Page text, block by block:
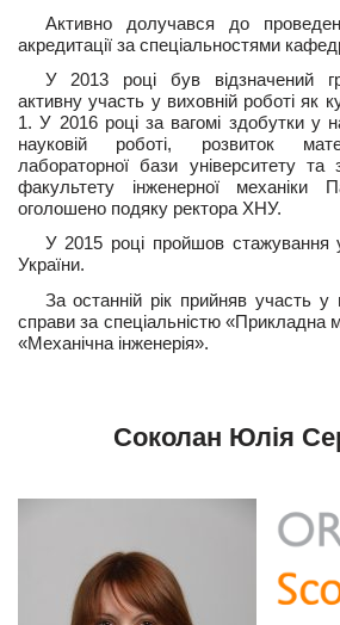
Активно долучався до
акредитації за спеціальностями
У 2013 році був відзначений
активну участь у виховній роботі як
1. У 2016 році за вагомі здобутки у
науковій роботі, розвиток
лабораторної бази університету та
факультету інженерної
оголошено подяку ректора ХНУ.
У 2015 році пройшов стажування
України.
За останній рік прийняв участь у
справи за спеціальністю «Прикладна
«Механічна інженерія».
Соколан Юлія